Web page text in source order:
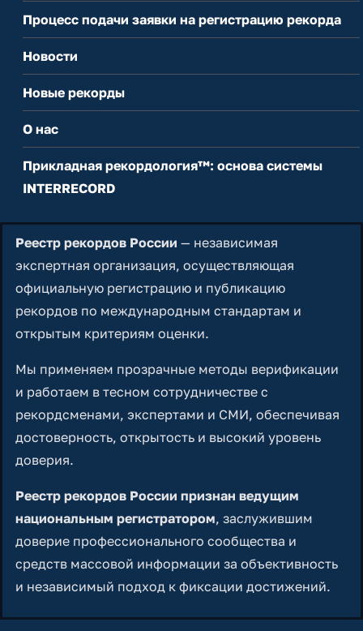
Процесс подачи заявки на регистрацию рекорда
Новости
Новые рекорды
О нас
Прикладная рекордология™: основа системы
INTERRECORD
Реестр рекордов России — независимая
экспертная организация, осуществляющая
официальную регистрацию и публикацию
рекордов по международным стандартам и
открытым критериям оценки.
Мы применяем прозрачные методы верификации
и работаем в тесном сотрудничестве с
рекордсменами, экспертами и СМИ, обеспечивая
достоверность, открытость и высокий уровень
доверия.
Реестр рекордов России признан ведущим
национальным регистратором, заслужившим
доверие профессионального сообщества и
средств массовой информации за объективность
и независимый подход к фиксации достижений.